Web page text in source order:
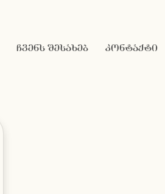
ჩვენს შესახებ კონტაქტი